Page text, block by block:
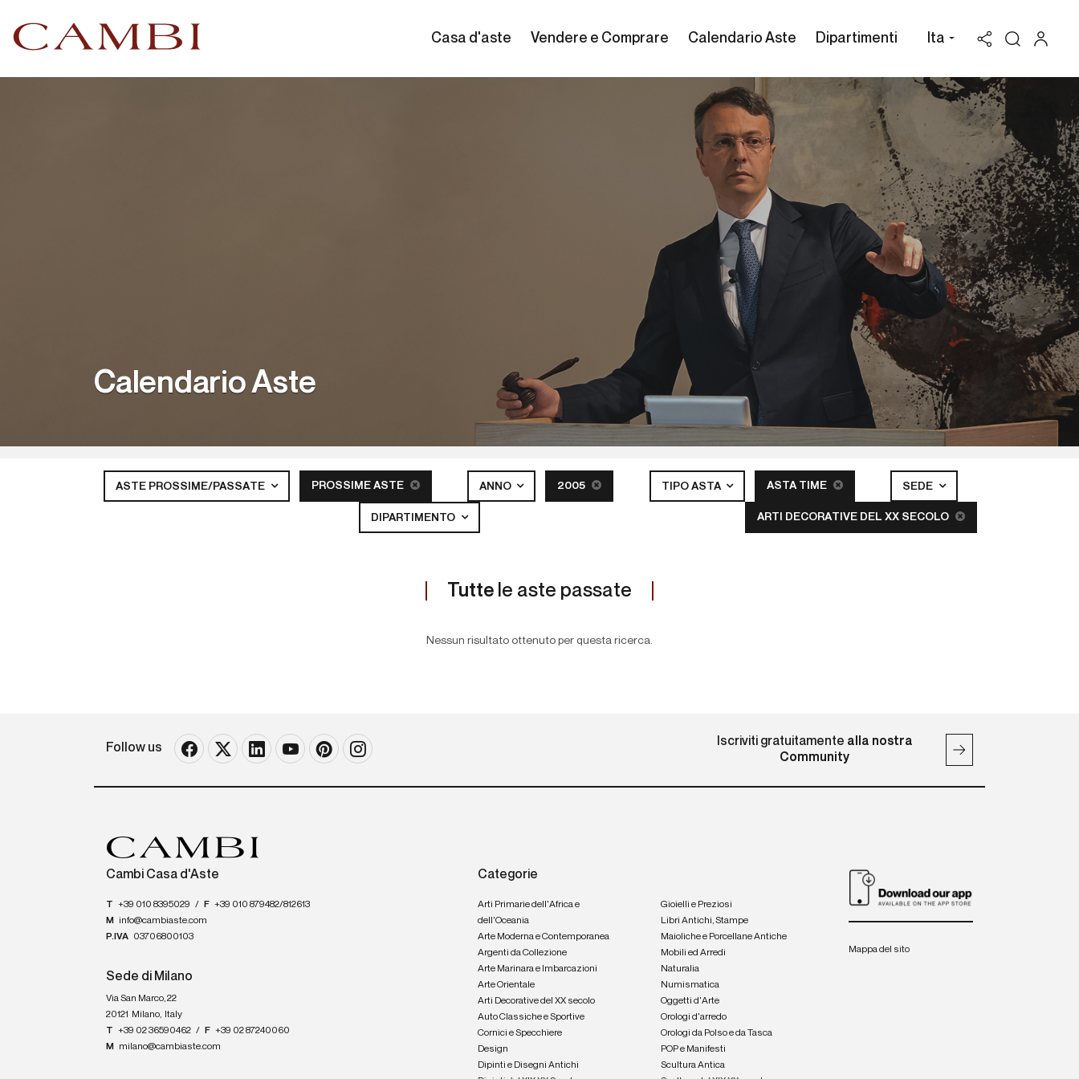
Casa d'aste Vendere e Comprare Calendario Aste Dipartimenti Ita
Calendario Aste
ASTE PROSSIME/PASSATE PROSSIME ASTE ANNO 2005 TIPO ASTA ASTA TIME SEDE
DIPARTIMENTO ARTI DECORATIVE DEL XX SECOLO
Tutte le aste passate
Nessun risultato ottenuto per questa ricerca.
Follow us Iscriviti gratuitamente alla nostra
Community
Cambi Casa d'Aste
T +39 010 8395029 / F +39 010 879482/812613
M
info@cambiaste.com
P.IVA 03706800103
Sede di Milano
Via San Marco, 22
20121
Milano, Italy
T +39 02 36590462 / F +39 02 87240060
M
milano@cambiaste.com
Categorie
Arti Primarie dell'Africa e
dell'Oceania
Arte Moderna e Contemporanea
Argenti da Collezione
Arte Marinara e Imbarcazioni
Arte Orientale
Arti Decorative del XX secolo
Auto Classiche e Sportive
Cornici e Specchiere
Design
Dipinti e Disegni Antichi
Gioielli e Preziosi
Libri Antichi, Stampe
Maioliche e Porcellane Antiche
Mobili ed Arredi
Naturalia
Numismatica
Oggetti d'Arte
Orologi d'arredo
Orologi da Polso e da Tasca
POP e Manifesti
Scultura Antica
Mappa del sito